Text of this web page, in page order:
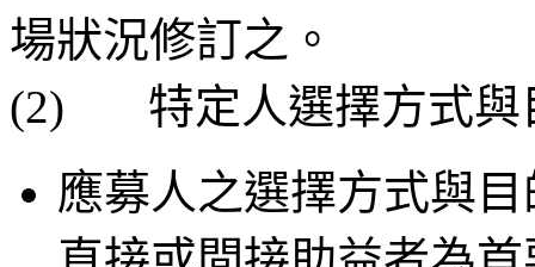
場狀況修訂之。
(2) 特定人選擇方式與
應募人之選擇方式與